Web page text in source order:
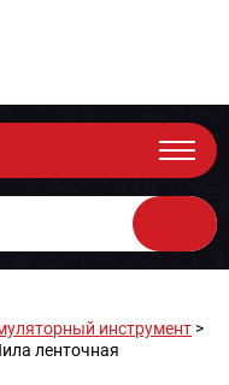
инструмент >
ленточная